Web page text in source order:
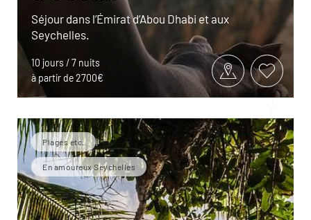
Séjour dans l’Émirat d’Abou Dhabi et aux
Seychelles.
10 jours / 7 nuits
à partir de 2700€
Plages etc.
En amoureux Seychelles